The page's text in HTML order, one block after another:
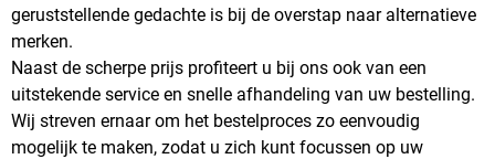
geruststellende gedachte is bij de overstap naar alternatieve
merken.
Naast de scherpe prijs profiteert u bij ons ook van een
uitstekende service en snelle afhandeling van uw bestelling.
Wij streven ernaar om het bestelproces zo eenvoudig
mogelijk te maken, zodat u zich kunt focussen op uw